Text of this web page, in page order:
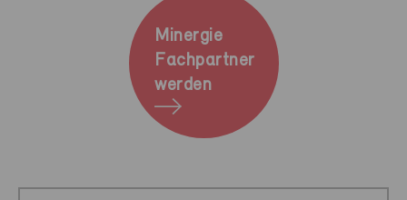
Minergie
Fachpartner
werden